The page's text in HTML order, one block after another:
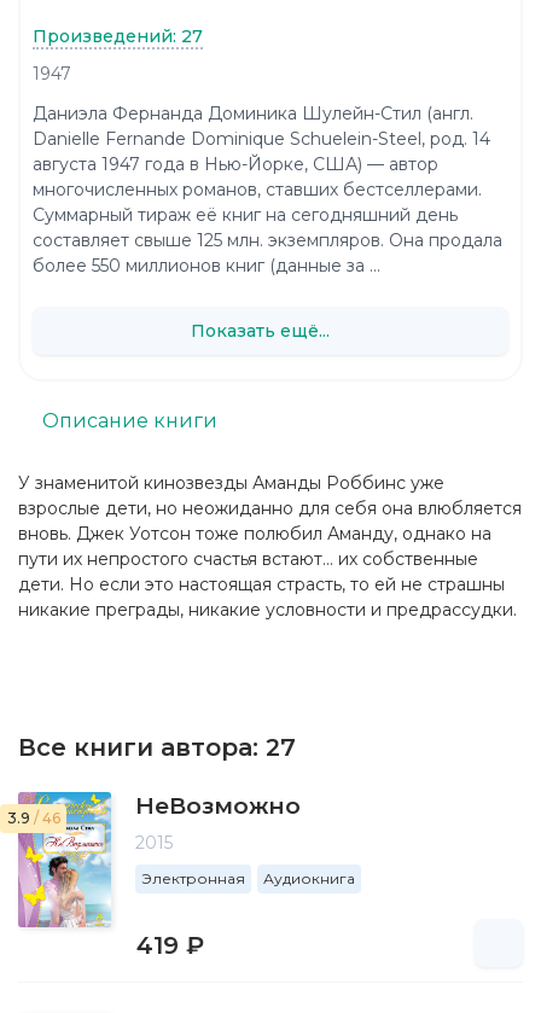
У знаменитой кинозвезды Аманды Роббинс уже
взрослые дети, но неожиданно для себя она влюбляется
вновь. Джек Уотсон тоже полюбил Аманду, однако на
пути их непростого счастья встают… их собственные
дети. Но если это настоящая страсть, то ей не страшны
никакие преграды, никакие условности и предрассудки.
Описание книги
Все книги автора: 27
3.9 / 46 НеВозможно
2015
Электронная Аудиокнига
419 ₽
Произведений: 27
1947
Даниэла Фернанда Доминика Шулейн-Стил (англ.
Danielle Fernande Dominique Schuelein-Steel, род. 14
августа 1947 года в Нью-Йорке, США) — автор
многочисленных романов, ставших бестселлерами.
Суммарный тираж её книг на сегодняшний день
составляет свыше 125 млн. экземпляров. Она продала
более 550 миллионов книг (данные за ...
Показать ещё...